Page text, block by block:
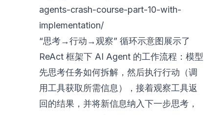
agents-crash-course-part-10-with-
implementation/
“思考→行动→观察” 循环示意图展示了
ReAct 框架下 AI Agent 的工作流程：模型
先思考任务如何拆解，然后执行行动（调
用工具获取所需信息），接着观察工具返
回的结果，并将新信息纳入下一步思考，